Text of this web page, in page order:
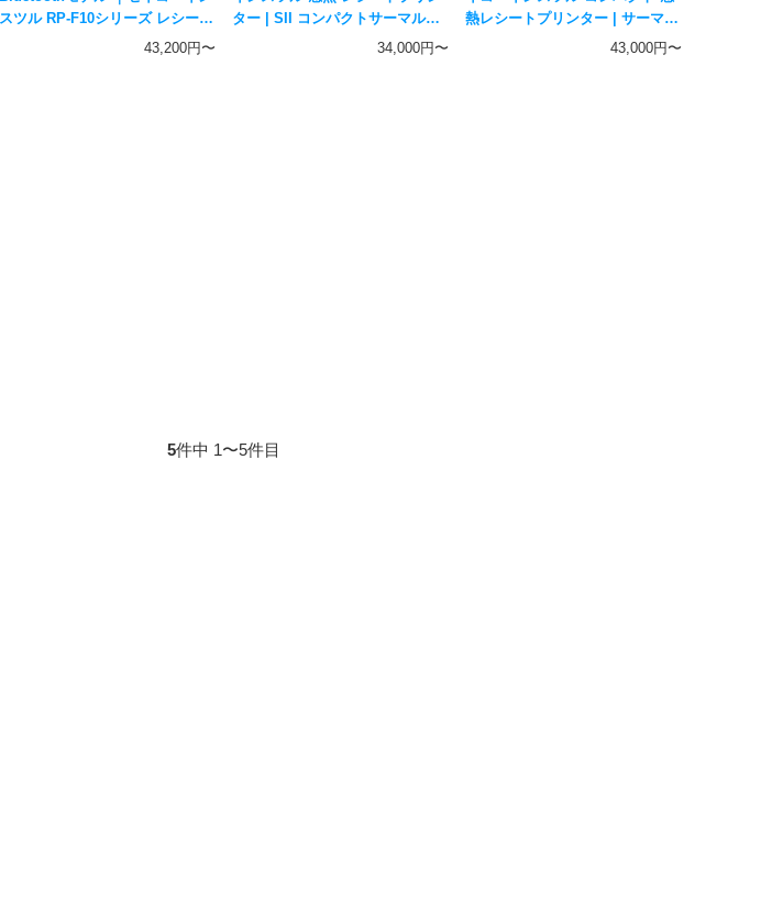
スツル RP-F10シリーズ レシート
43,200円〜
ター | SII コンパクトサーマルプ
リンター RP-F10シリーズ34,000円〜
熱レシートプリンター | サーマル
43,000円〜
5件中 1〜5件目